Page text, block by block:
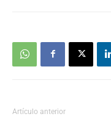
Artículo anterior